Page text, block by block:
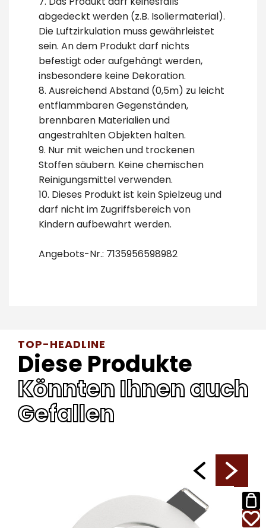
abgedeckt werden (z.B. Isoliermaterial).
Die Luftzirkulation muss gewährleistet
sein. An dem Produkt darf nichts
befestigt oder aufgehängt werden,
insbesondere keine Dekoration.
8. Ausreichend Abstand (0,5m) zu leicht
entflammbaren Gegenständen,
brennbaren Materialien und
angestrahlten Objekten halten.
9. Nur mit weichen und trockenen
Stoffen säubern. Keine chemischen
Reinigungsmittel verwenden.
10. Dieses Produkt ist kein Spielzeug und
darf nicht im Zugriffsbereich von
Kindern aufbewahrt werden.
Angebots-Nr.: 7135956598982
TOP-HEADLINE
Diese Produkte
Könnten Ihnen auch
Gefallen